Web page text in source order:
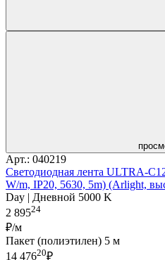
Арт.: 040219
Светодиодная лента ULTRA-
W/m, IP20, 5630, 5m) (Arlight,
Day | Дневной 5000 K
2 89524
₽/м
Пакет (полиэтилен) 5 м
14 47620₽